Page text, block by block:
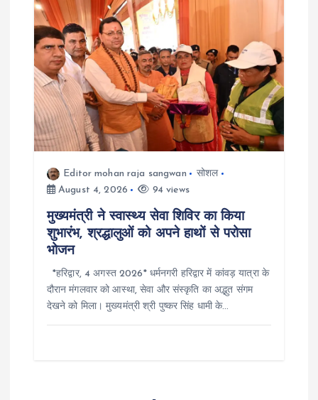
Editor mohan raja sangwan
सोशल
August 4, 2026
94 views
मुख्यमंत्री ने स्वास्थ्य सेवा शिविर का किया
शुभारंभ, श्रद्धालुओं को अपने हाथों से परोसा
भोजन
*हरिद्वार, 4 अगस्त 2026* धर्मनगरी हरिद्वार में कांवड़ यात्रा के
दौरान मंगलवार को आस्था, सेवा और संस्कृति का अद्भुत संगम
देखने को मिला। मुख्यमंत्री श्री पुष्कर सिंह धामी के…